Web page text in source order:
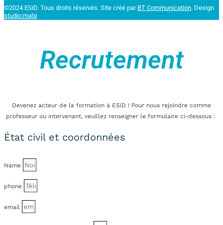
©2024 ESiD. Tous droits réservés. Site créé par BT Communication. Design
studio:mate
Recrutement
Devenez acteur de la formation à ESiD ! Pour nous rejoindre comme
professeur ou intervenant, veuillez renseigner le formulaire ci-dessous :
État civil et coordonnées
Name
phone
email